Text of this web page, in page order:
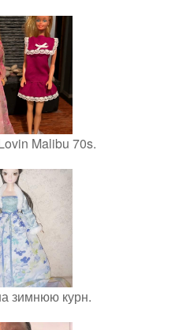
Malibu 70s.
зимнюю курн.